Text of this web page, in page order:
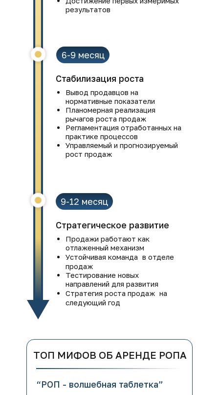
ТОП МИФОВ ОБ АРЕНДЕ РОПА
“РОП - волшебная таблетка”
результатов
Стабилизация роста
Вывод продавцов на
нормативные показатели
Планомерная реализация
рычагов роста продаж
Регламентация отработанных на
практике процессов
Управляемый и прогнозируемый
рост продаж
Стратегическое развитие
Продажи работают как
отлаженный механизм
Устойчивая команда в отделе
продаж
Тестирование новых
направлений для развития
Стратегия роста продаж на
следующий год
6-9 месяц
9-12 месяц